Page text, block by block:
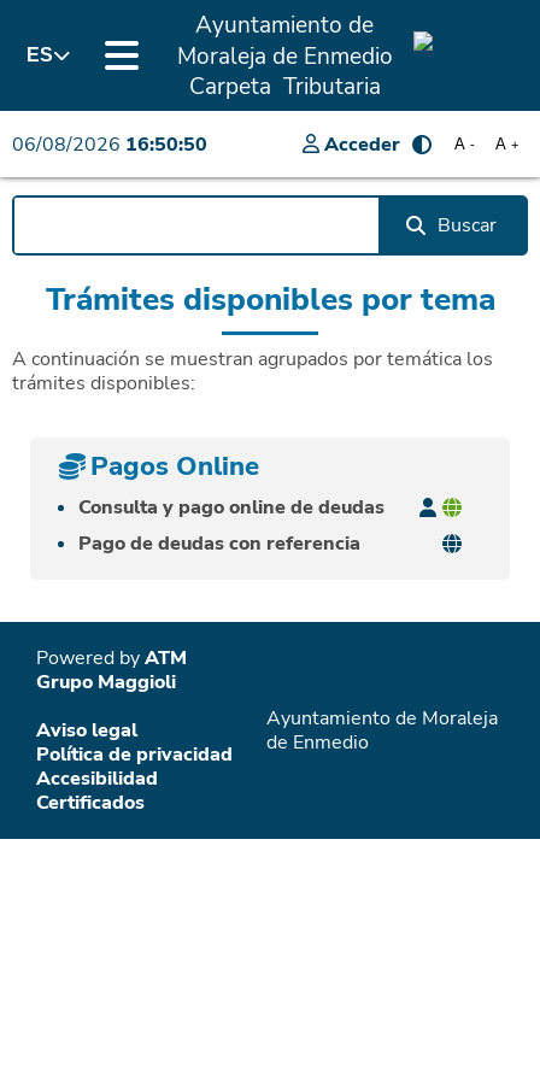
ES
Ayuntamiento de
Moraleja de Enmedio
Carpeta Tributaria
06/08/2026 16:50:50 Acceder A +
A -
Buscar
Trámites disponibles por tema
A continuación se muestran agrupados por temática los
trámites disponibles:
Pagos Online
Consulta y pago online de deudas
Pago de deudas con referencia
Powered byATM
Grupo Maggioli
Aviso legal
Política de privacidad
Accesibilidad
Certificados
Ayuntamiento de Moraleja
de Enmedio